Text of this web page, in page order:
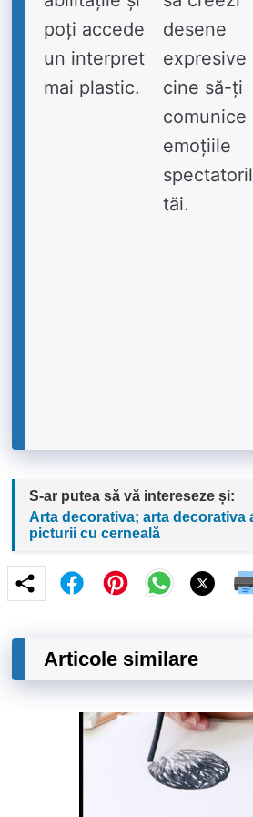
poți accede
un interpret
mai plastic.
desene
expresive
cine să-ți
comunice
emoțiile
tăi.
S-ar putea să vă intereseze și:
Arta decorativa; arta decorativa
picturii cu cerneală
Articole similare